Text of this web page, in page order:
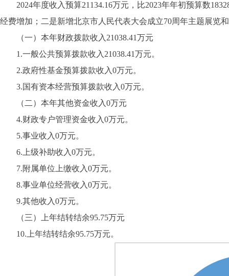
2024年度收入预算21134.16万元，比2023年年初预算数
经费增加；二是新增北京市人民代表大会成立70周年主题展览
（一）本年财政拨款收入21038.41万元
1.一般公共预算拨款收入21038.41万元。
2.政府性基金预算拨款收入0万元。
3.国有资本经营预算拨款收入0万元。
（二）本年其他资金收入0万元
4.财政专户管理资金收入0万元。
5.事业收入0万元。
6.上级补助收入0万元。
7.附属单位上缴收入0万元。
8.事业单位经营收入0万元。
9.其他收入0万元。
（三）上年结转结余95.75万元
10.上年结转结余95.75万元。